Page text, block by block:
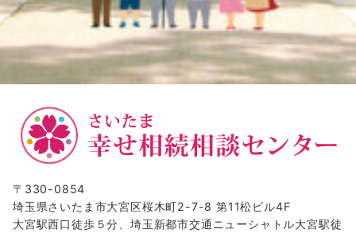
〒330-0854
埼玉県さいたま市大宮区桜木町2-7-8 第11松ビル4F
大宮駅西口徒歩５分、埼玉新都市交通ニューシャトル大宮駅徒